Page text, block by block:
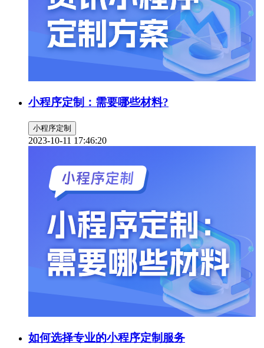
小程序定制：需要哪些材料?
小程序定制
2023-10-11 17:46:20
如何选择专业的小程序定制服务